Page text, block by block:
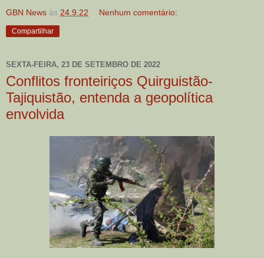
GBN News às 24.9.22 Nenhum comentário:
Compartilhar
SEXTA-FEIRA, 23 DE SETEMBRO DE 2022
Conflitos fronteiriços Quirguistão-
Tajiquistão, entenda a geopolítica
envolvida